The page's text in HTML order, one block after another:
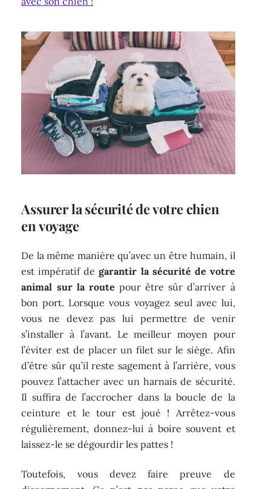
Assurer la sécurité de votre chien
en voyage
De la même manière qu’avec un être humain, il
est impératif degarantir la sécurité de votre
animal sur la route pour être sûr d’arriver à
bon port. Lorsque vous voyagez seul avec lui,
vous ne devez pas lui permettre de venir
s’installer à l’avant. Le meilleur moyen pour
l’éviter est de placer un filet sur le siège. Afin
d’être sûr qu’il reste sagement à l’arrière, vous
pouvez l’attacher avec un harnais de sécurité.
Il suffira de l’accrocher dans la boucle de la
ceinture et le tour est joué ! Arrêtez-vous
régulièrement, donnez-lui à boire souvent et
laissez-le se dégourdir les pattes !
Toutefois, vous devez faire preuve de